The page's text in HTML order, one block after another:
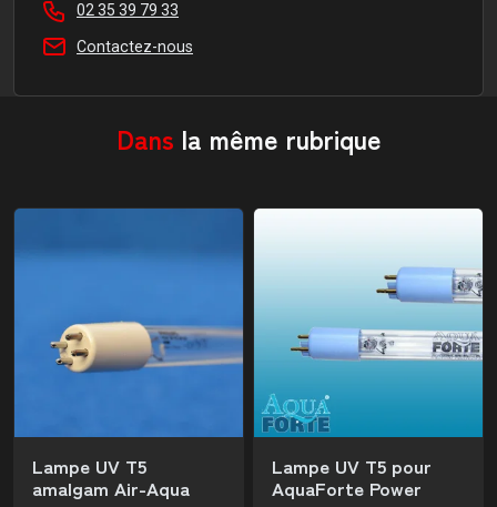
02 35 39 79 33
Contactez-nous
Dans la même rubrique
Lampe UV T5
amalgam Air-Aqua
Lampe UV T5 pour
AquaForte Power